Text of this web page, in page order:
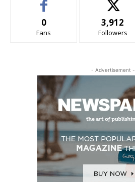
0
Fans
3,912
Followers
- Advertisement -